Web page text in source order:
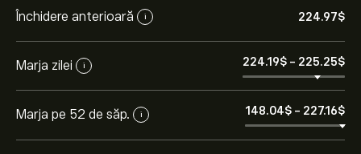
Închidere anterioară i 224.97‎$‎
Marja zilei i 224.19‎$‎ - 225.25‎$‎
Marja pe 52 de săp. i 148.04‎$‎ - 227.16‎$‎